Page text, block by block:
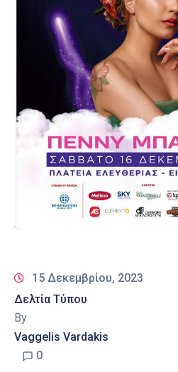
15 Δεκεμβρίου, 2023
Δελτία Τύπου
By
Vaggelis Vardakis
0